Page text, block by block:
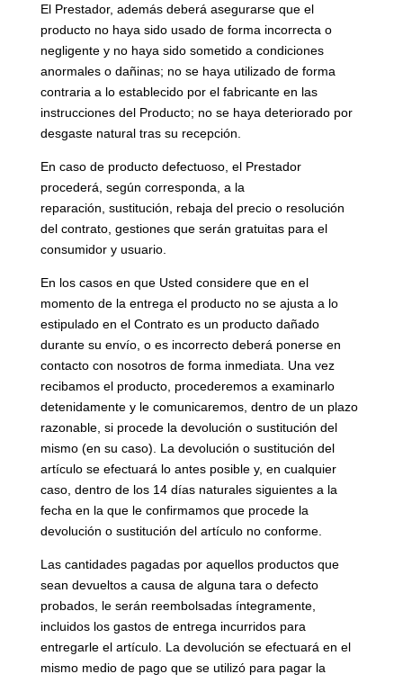
El Prestador, además deberá asegurarse que el
producto no haya sido usado de forma incorrecta o
negligente y no haya sido sometido a condiciones
anormales o dañinas; no se haya utilizado de forma
contraria a lo establecido por el fabricante en las
instrucciones del Producto; no se haya deteriorado por
desgaste natural tras su recepción.
En caso de producto defectuoso, el Prestador
procederá, según corresponda, a la
reparación, sustitución, rebaja del precio o resolución
del contrato, gestiones que serán gratuitas para el
consumidor y usuario.
En los casos en que Usted considere que en el
momento de la entrega el producto no se ajusta a lo
estipulado en el Contrato es un producto dañado
durante su envío, o es incorrecto deberá ponerse en
contacto con nosotros de forma inmediata. Una vez
recibamos el producto, procederemos a examinarlo
detenidamente y le comunicaremos, dentro de un plazo
razonable, si procede la devolución o sustitución del
mismo (en su caso). La devolución o sustitución del
artículo se efectuará lo antes posible y, en cualquier
caso, dentro de los 14 días naturales siguientes a la
fecha en la que le confirmamos que procede la
devolución o sustitución del artículo no conforme.
Las cantidades pagadas por aquellos productos que
sean devueltos a causa de alguna tara o defecto
probados, le serán reembolsadas íntegramente,
incluidos los gastos de entrega incurridos para
entregarle el artículo. La devolución se efectuará en el
mismo medio de pago que se utilizó para pagar la